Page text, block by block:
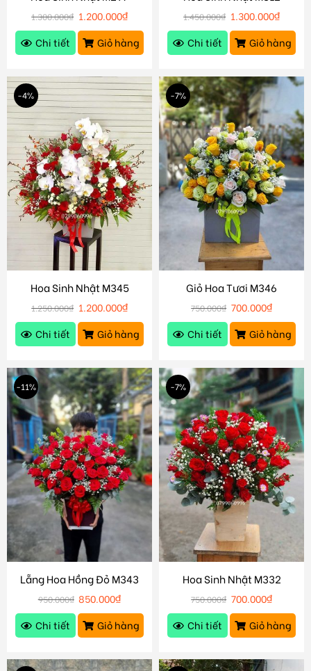
1.300.000₫ 1.200.000₫
Chi tiết
Giỏ hàng
1.450.000₫ 1.300.000₫
Chi tiết
Giỏ hàng
-4%
Hoa Sinh Nhật M345
1.250.000₫ 1.200.000₫
Chi tiết
Giỏ hàng
-7%
Giỏ Hoa Tươi M346
750.000₫ 700.000₫
Chi tiết
Giỏ hàng
-11%
Lẵng Hoa Hồng Đỏ M343
950.000₫ 850.000₫
Chi tiết
Giỏ hàng
-7%
Hoa Sinh Nhật M332
750.000₫ 700.000₫
Chi tiết
Giỏ hàng